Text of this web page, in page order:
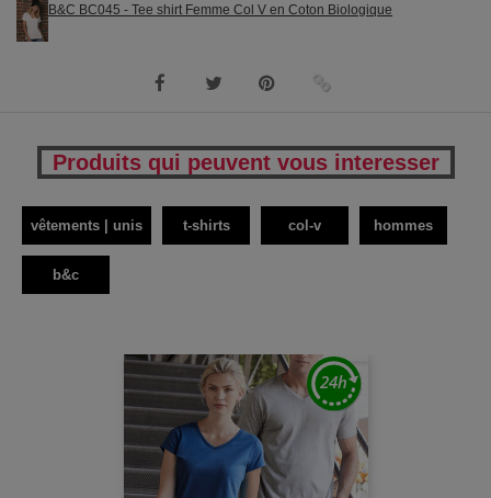
B&C BC045 - Tee shirt Femme Col V en Coton Biologique
Produits qui peuvent vous interesser
vêtements | unis t-shirts col-v hommes
b&c